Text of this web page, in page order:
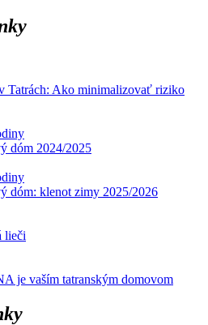
Tatrách: Ako minimalizovať riziko
dóm 2024/2025
dóm: klenot zimy 2025/2026
lieči
je vaším tatranským domovom